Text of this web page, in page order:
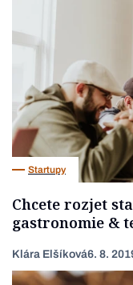
Startupy
Chcete rozjet
gastronomie &
Klára Elšíková6. 8.